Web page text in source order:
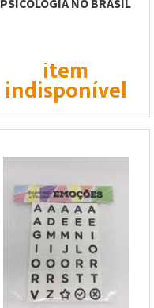
PSICOLOGIA NO BRASIL
item
indisponível